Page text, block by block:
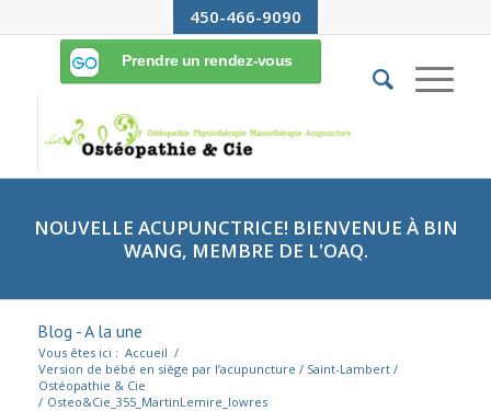
450-466-9090
NOUVELLE ACUPUNCTRICE! BIENVENUE À BIN
WANG, MEMBRE DE L'OAQ.
Blog - A la une
Vous êtes ici : Accueil /
Version de bébé en siège par l’acupuncture / Saint-Lambert /
Ostéopathie & Cie
/ Osteo&Cie_355_MartinLemire_lowres